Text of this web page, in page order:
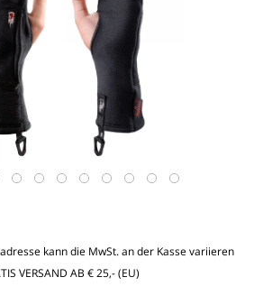
kann die MwSt. an der Kasse variieren
VERSAND AB € 25,- (EU)